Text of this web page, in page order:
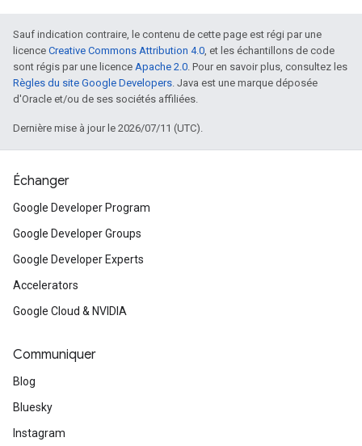
Sauf indication contraire, le contenu de cette page est régi par une
licence Creative Commons Attribution 4.0, et les échantillons de code
sont régis par une licence Apache 2.0. Pour en savoir plus, consultez les
Règles du site Google Developers. Java est une marque déposée
d'Oracle et/ou de ses sociétés affiliées.
Dernière mise à jour le 2026/07/11 (UTC).
Échanger
Google Developer Program
Google Developer Groups
Google Developer Experts
Accelerators
Google Cloud & NVIDIA
Communiquer
Blog
Bluesky
Instagram